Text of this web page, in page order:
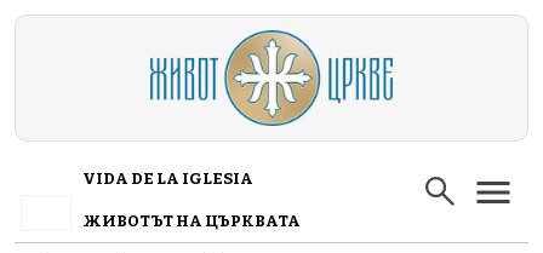
Skip to main content
VIDA DE LA IGLESIA
ЖИВОТЪТ НА ЦЪРКВАТА